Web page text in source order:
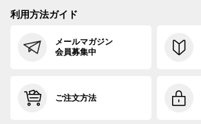
利用方法ガイド
メールマガジン
会員募集中
ご注文方法